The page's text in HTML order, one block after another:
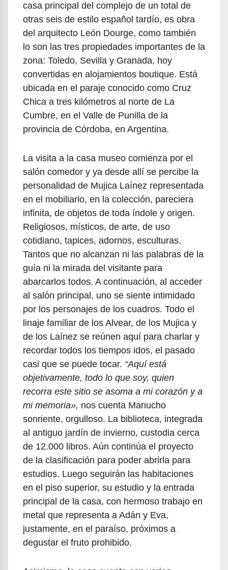
casa principal del complejo de un total de
otras seis de estilo español tardío, es obra
del arquitecto León Dourge, como también
lo son las tres propiedades importantes de la
zona: Toledo, Sevilla y Granada, hoy
convertidas en alojamientos boutique. Está
ubicada en el paraje conocido como Cruz
Chica a tres kilómetros al norte de La
Cumbre, en el Valle de Punilla de la
provincia de Córdoba, en Argentina.
La visita a la casa museo comienza por el
salón comedor y ya desde allí se percibe la
personalidad de Mujica Laínez representada
en el mobiliario, en la colección, pareciera
infinita, de objetos de toda índole y origen.
Religiosos, místicos, de arte, de uso
cotidiano, tapices, adornos, esculturas.
Tantos que no alcanzan ni las palabras de la
guía ni la mirada del visitante para
abarcarlos todos. A continuación, al acceder
al salón principal, uno se siente intimidado
por los personajes de los cuadros. Todo el
linaje familiar de los Alvear, de los Mujica y
de los Laínez se reúnen aquí para charlar y
recordar todos los tiempos idos, el pasado
casi que se puede tocar. “Aquí está
objetivamente, todo lo que soy, quien
recorra este sitio se asoma a mi corazón y a
mi memoria», nos cuenta Manucho
sonriente, orgulloso. La biblioteca, integrada
al antiguo jardín de invierno, custodia cerca
de 12.000 libros. Aún continúa el proyecto
de la clasificación para poder abrirla para
estudios. Luego seguirán las habitaciones
en el piso superior, su estudio y la entrada
principal de la casa, con hermoso trabajo en
metal que representa a Adán y Eva,
justamente, en el paraíso, próximos a
degustar el fruto prohibido.